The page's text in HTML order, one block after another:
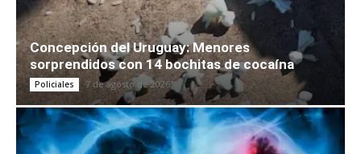
Concepción del Uruguay: Menores
sorprendidos con 14 bochitas de cocaína
Policiales 7 de agosto de 2026